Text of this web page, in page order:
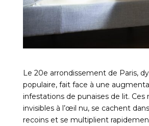
Le 20e arrondissement de Paris,
populaire, fait face à une
infestations de punaises de lit. Ces
invisibles à l’œil nu, se cachent
recoins et se multiplient